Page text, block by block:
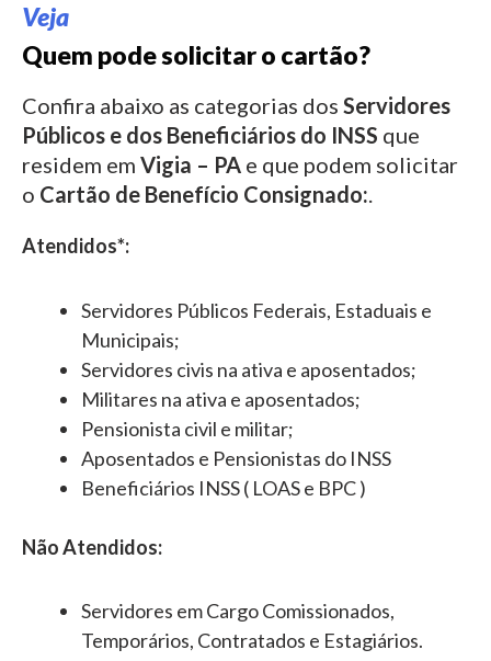
Veja
Quem pode solicitar o cartão?
Confira abaixo as categorias dos Servidores
Públicos e dos Beneficiários do INSS que
residem em Vigia – PA e que podem solicitar
o Cartão de Benefício Consignado:.
Atendidos*:
Servidores Públicos Federais, Estaduais e
Municipais;
Servidores civis na ativa e aposentados;
Militares na ativa e aposentados;
Pensionista civil e militar;
Aposentados e Pensionistas do INSS
Beneficiários INSS ( LOAS e BPC )
Não Atendidos:
Servidores em Cargo Comissionados,
Temporários, Contratados e Estagiários.